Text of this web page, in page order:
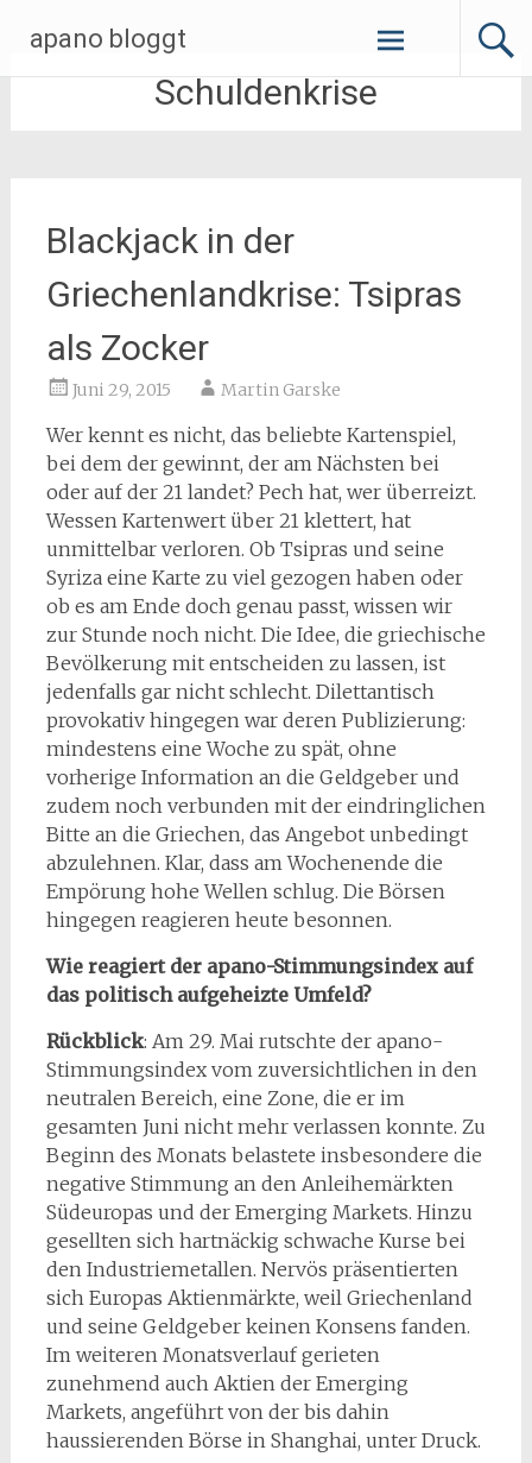
Inhalt
springen
apano bloggt
Schuldenkrise
Blackjack in der
Griechenlandkrise: Tsipras
als Zocker
Juni 29, 2015 Martin Garske
Wer kennt es nicht, das beliebte Kartenspiel,
bei dem der gewinnt, der am Nächsten bei
oder auf der 21 landet? Pech hat, wer überreizt.
Wessen Kartenwert über 21 klettert, hat
unmittelbar verloren. Ob Tsipras und seine
Syriza eine Karte zu viel gezogen haben oder
ob es am Ende doch genau passt, wissen wir
zur Stunde noch nicht. Die Idee, die griechische
Bevölkerung mit entscheiden zu lassen, ist
jedenfalls gar nicht schlecht. Dilettantisch
provokativ hingegen war deren Publizierung:
mindestens eine Woche zu spät, ohne
vorherige Information an die Geldgeber und
zudem noch verbunden mit der eindringlichen
Bitte an die Griechen, das Angebot unbedingt
abzulehnen. Klar, dass am Wochenende die
Empörung hohe Wellen schlug. Die Börsen
hingegen reagieren heute besonnen.
Wie reagiert der apano-Stimmungsindex auf
das politisch aufgeheizte Umfeld?
Rückblick: Am 29. Mai rutschte der apano-
Stimmungsindex vom zuversichtlichen in den
neutralen Bereich, eine Zone, die er im
gesamten Juni nicht mehr verlassen konnte. Zu
Beginn des Monats belastete insbesondere die
negative Stimmung an den Anleihemärkten
Südeuropas und der Emerging Markets. Hinzu
gesellten sich hartnäckig schwache Kurse bei
den Industriemetallen. Nervös präsentierten
sich Europas Aktienmärkte, weil Griechenland
und seine Geldgeber keinen Konsens fanden.
Im weiteren Monatsverlauf gerieten
zunehmend auch Aktien der Emerging
Markets, angeführt von der bis dahin
haussierenden Börse in Shanghai, unter Druck.